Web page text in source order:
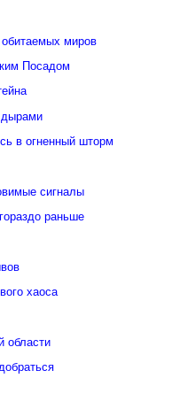
миров
Посадом
в огненный шторм
сигналы
раньше
хаоса
области